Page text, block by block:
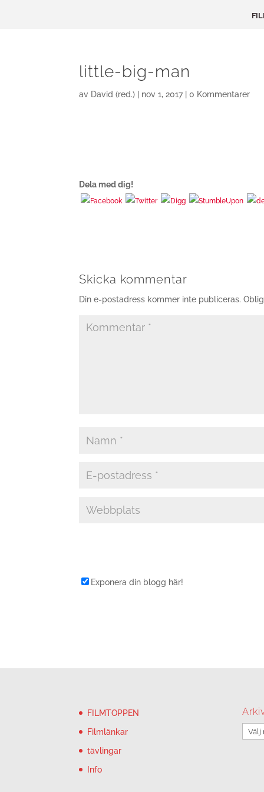
little-big-man
av David (red.) nov 1, 2017|0 Kommentarer
Dela med dig!
Skicka kommentar
Din e-postadress kommer inte publiceras.
Exponera din blogg här!
FILMTOPPEN
Filmlänkar
tävlingar
Info
Arkiv